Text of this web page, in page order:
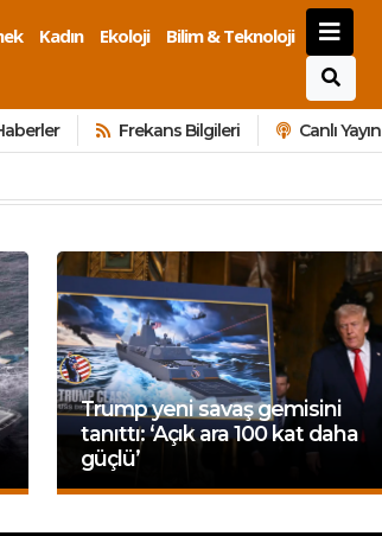
Kadın Ekoloji
Bilim & Teknoloji
Frekans Bilgileri Canlı Yayın
Trump yeni savaş gemisini
tanıttı: ‘Açık ara 100 kat daha
güçlü’